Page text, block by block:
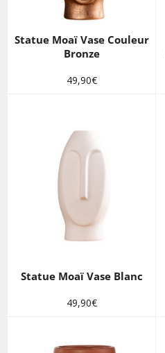
Statue Moaï Vase Couleur
Bronze
Prix
49,90€
Statue Moaï Vase Blanc
Prix
49,90€